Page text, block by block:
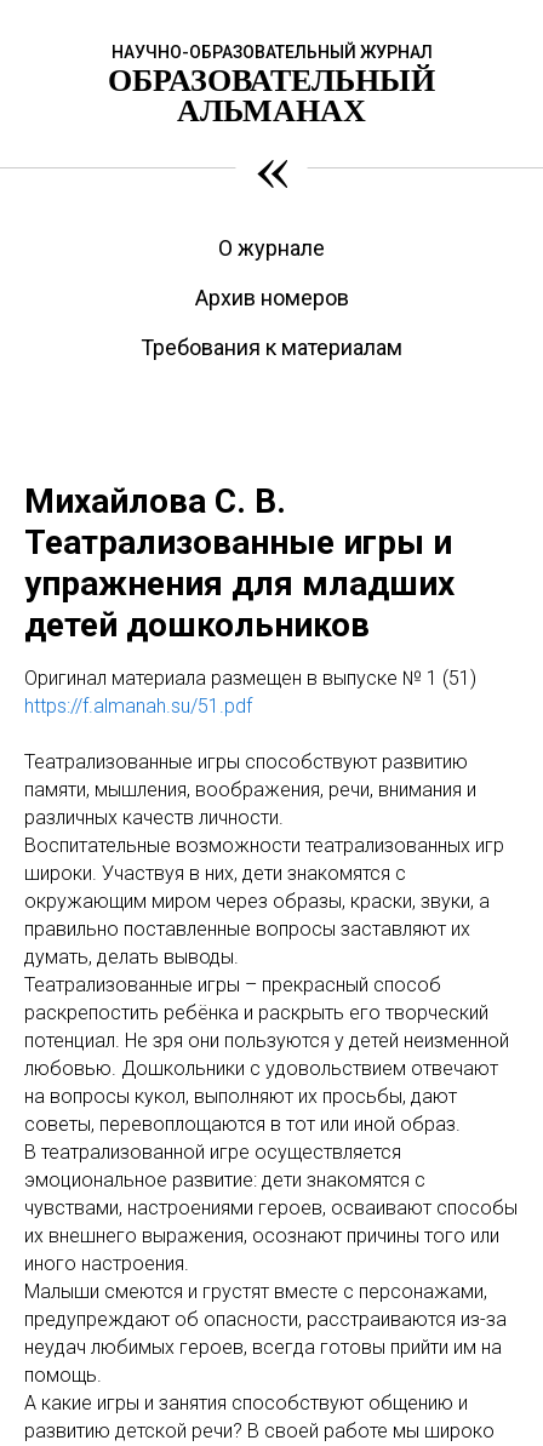
НАУЧНО-ОБРАЗОВАТЕЛЬНЫЙ ЖУРНАЛ
ОБРАЗОВАТЕЛЬНЫЙ
АЛЬМАНАХ
«
О журнале
Архив номеров
Требования к материалам
Михайлова С. В.
Театрализованные игры и
упражнения для младших
детей дошкольников
Оригинaл материала размещен в выпуске № 1 (51)
https://f.almanah.su/51.pdf
Театрализованные игры способствуют развитию
памяти, мышления, воображения, речи, внимания и
различных качеств личности.
Воспитательные возможности театрализованных игр
широки. Участвуя в них, дети знакомятся с
окружающим миром через образы, краски, звуки, а
правильно поставленные вопросы заставляют их
думать, делать выводы.
Театрализованные игры – прекрасный способ
раскрепостить ребёнка и раскрыть его творческий
потенциал. Не зря они пользуются у детей неизменной
любовью. Дошкольники с удовольствием отвечают
на вопросы кукол, выполняют их просьбы, дают
советы, перевоплощаются в тот или иной образ.
В театрализованной игре осуществляется
эмоциональное развитие: дети знакомятся с
чувствами, настроениями героев, осваивают способы
их внешнего выражения, осознают причины того или
иного настроения.
Малыши смеются и грустят вместе с персонажами,
предупреждают об опасности, расстраиваются из-за
неудач любимых героев, всегда готовы прийти им на
помощь.
А какие игры и занятия способствуют общению и
развитию детской речи? В своей работе мы широко